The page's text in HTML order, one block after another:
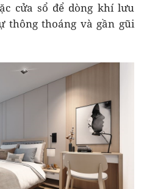
cửa sổ để dòng khí lưu
thông thoáng và gần gũi